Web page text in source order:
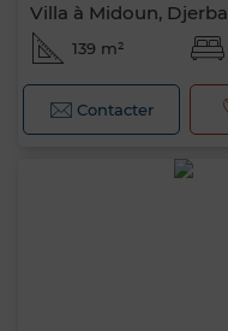
Villa à Midoun, Djerba
139 m²
Contacter